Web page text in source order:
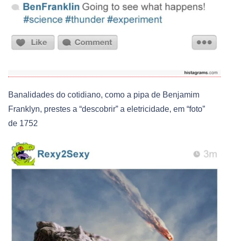
Banalidades do cotidiano, como a pipa de Benjamim
Franklyn, prestes a “descobrir” a eletricidade, em “foto”
de 1752